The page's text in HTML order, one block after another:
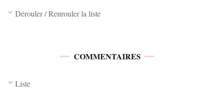
Dérouler / Renrouler la liste
COMMENTAIRES
Liste